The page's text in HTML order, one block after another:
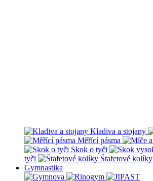
Kladiva a stojany
Měřící pásma
Skok o tyči
tyči
Štafetové kolíky
Gymnastika